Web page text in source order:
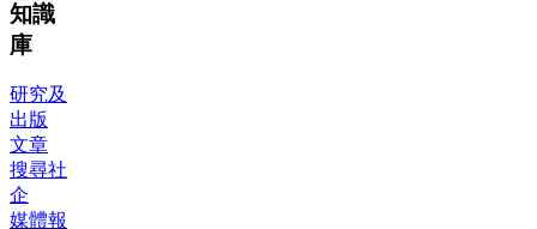
知識
庫
研究及
出版
文章
搜尋社
企
媒體報